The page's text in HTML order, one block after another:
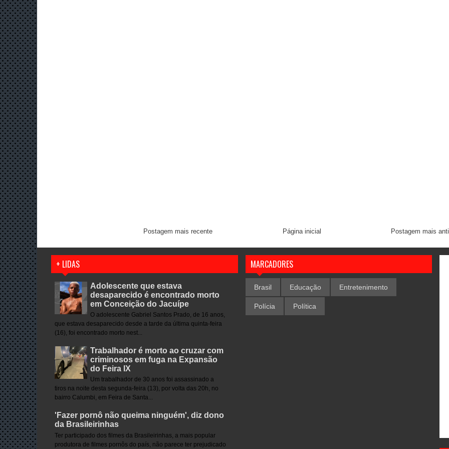
Postagem mais recente Postagem mais
Página inicial
+ LIDAS
Adolescente que estava
desaparecido é encontrado morto
em Conceição do Jacuípe
O adolescente Gabriel Santos Prado, de 16 anos,
que estava desaparecido desde a tarde da última quinta-feira
(16), foi encontrado morto nest...
Trabalhador é morto ao cruzar com
criminosos em fuga na Expansão
do Feira IX
Um trabalhador de 30 anos foi assassinado a
tiros na noite desta segunda-feira (13), por volta das 20h, no
bairro Calumbi, em Feira de Santa...
'Fazer pornô não queima ninguém', diz dono
da Brasileirinhas
Ter participado dos filmes da Brasileirinhas, a mais popular
produtora de filmes pornôs do país, não parece ter prejudicado
MARCADORES
Brasil Educação Entretenimento
Polícia Política